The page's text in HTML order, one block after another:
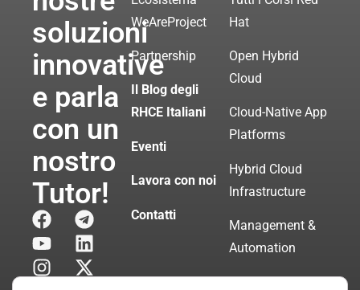
soluzioni
innovative
e parla
con un
nostro
Tutor!
WeAreProject
Partnership
Il Blog degli
RHCE Italiani
Eventi
Lavora con noi
Contatti
Hat
Open Hybrid
Cloud
Cloud-Native App
Platforms
Hybrid Cloud
Infrastructure
Management &
Automation
Servizi di